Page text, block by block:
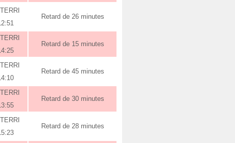
Retard de 26 minutes
Retard de 15 minutes
Retard de 45 minutes
Retard de 30 minutes
Retard de 28 minutes